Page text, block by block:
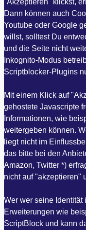
Dann können auch
Youtube oder Google
willst, solltest Du
und die Seite nicht
Inkognito-Modus
Scriptblocker-Plugins
Mit einem Klick auf
gehostete Javascripte
Informationen, wie
weitergeben können.
liegt nicht im
das bitte bei den
Amazon, Twitter *)
nicht auf "akzeptieren"
Wer wer seine Identität
Erweiterungen wie
ScriptBlock und kann